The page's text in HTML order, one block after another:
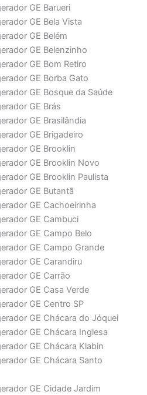
GE Barueri
GE Bela Vista
GE Belém
GE Belenzinho
GE Bom Retiro
GE Borba Gato
GE Bosque da Saúde
GE Brás
GE Brasilândia
GE Brigadeiro
GE Brooklin
GE Brooklin Novo
GE Brooklin Paulista
GE Butantã
GE Cachoeirinha
GE Cambuci
GE Campo Belo
GE Campo Grande
GE Carandiru
GE Carrão
GE Casa Verde
GE Centro SP
GE Chácara do Jóquei
GE Chácara Inglesa
GE Chácara Klabin
GE Chácara Santo
GE Cidade Jardim